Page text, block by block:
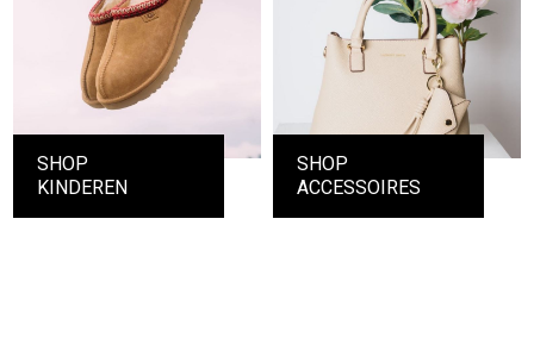
SHOP
KINDEREN
SHOP
ACCESSOIRES